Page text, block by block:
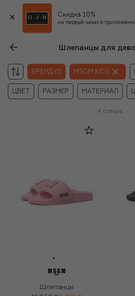
Скидка 10%
на первый заказ в
БРЕНД (1) MSGM KIDS
ЦВЕТ РАЗМЕР МАТЕРИАЛ
4 товара
Шлепанцы